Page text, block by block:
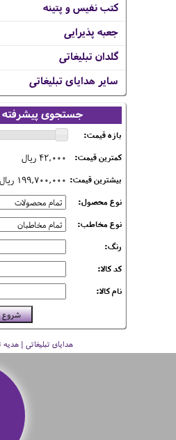
کتب نفیس و پتینه
جعبه پذیرایی
گلدان تبلیغاتی
سایر هدایای تبلیغاتی
جستجوی پیشرفته
بازه قیمت:
کمترین قیمت:
42,000 ریال
بیشترین قیمت: 199,700,000 ریال
نوع محصول:
نوع مخاطب:
رنگ:
کد کالا:
نام کالا:
هدایای تبلیغاتی |